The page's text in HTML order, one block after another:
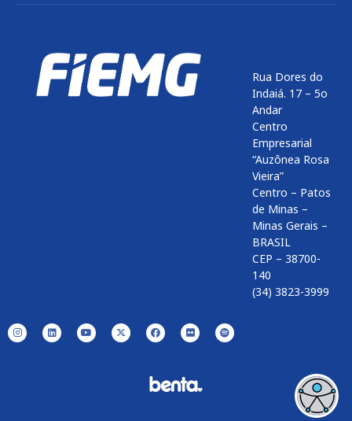
Rua Dores do
Indaiá. 17 – 5o
Andar
Centro
Empresarial
“Auzônea Rosa
Vieira”
Centro – Patos
de Minas –
Minas Gerais –
BRASIL
CEP – 38700-
140
(34) 3823-3999